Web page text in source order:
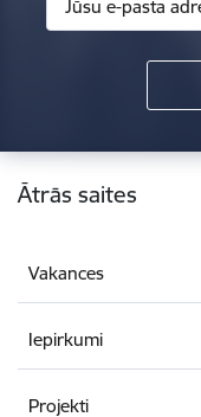
Kājene
Ātrās saites
Vakances
Iepirkumi
Projekti